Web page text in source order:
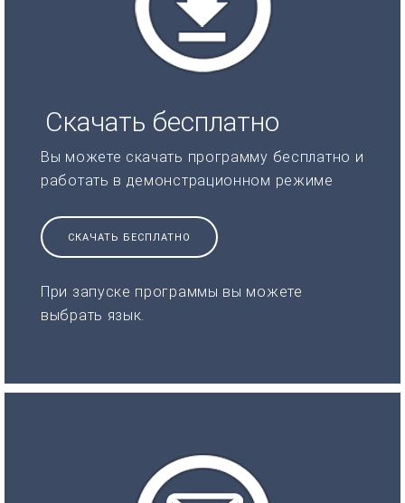
Скачать бесплатно
Вы можете скачать программу бесплатно и
работать в демонстрационном режиме
СКАЧАТЬ БЕСПЛАТНО
При запуске программы вы можете
выбрать язык.